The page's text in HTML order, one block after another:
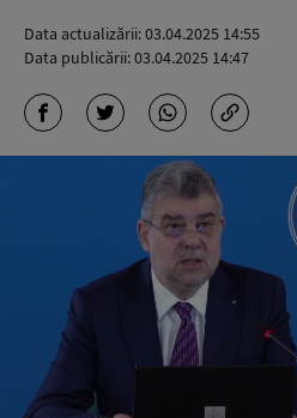
Data actualizării:03.04.2025 14:55
Data publicării:03.04.2025 14:47